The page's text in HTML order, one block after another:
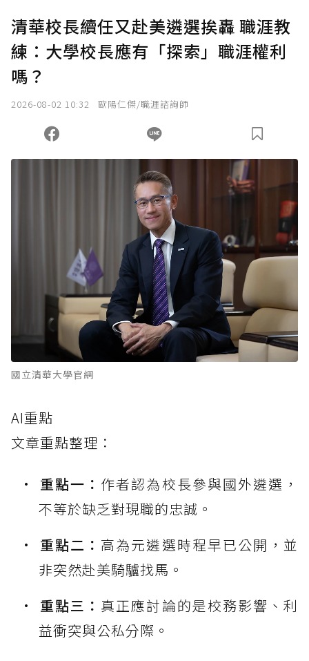
清華校長續任又赴美遴選挨轟 職涯教
練：大學校長應有「探索」職涯權利
嗎？
2026-08-02 10:32 歐陽仁傑/職涯諮詢師
國立清華大學官網
AI重點
文章重點整理：
重點一： 作者認為校長參與國外遴選，
不等於缺乏對現職的忠誠。
重點二： 高為元遴選時程早已公開，並
非突然赴美騎驢找馬。
重點三： 真正應討論的是校務影響、利
益衝突與公私分際。